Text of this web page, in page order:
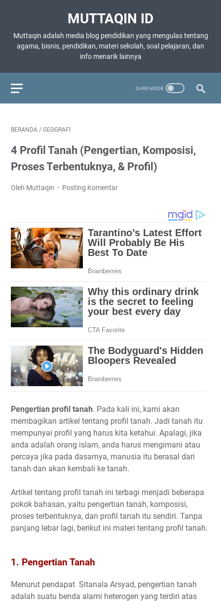
MUTTAQIN ID
Muttaqin adalah media blog pendidikan yang mengulas tentang
agama, bisnis, pendidikan, materi sekolah, soal pelajaran, dan
info menarik lainnya
BERANDA / GEOGRAFI
4 Profil Tanah (Pengertian, Komposisi,
Proses Terbentuknya, & Profil)
Oleh Muttaqin Posting Komentar
Pengertian profil tanah. Pada kali ini, kami akan
membagikan artikel tentang profil tanah. Jadi tanah itu
mempunyai profil yang harus kita ketahui. Apalagi, jika
anda adalah orang islam, anda harus mengimani atau
percaya jika pada dasarnya, manusia itu berasal dari
tanah dan akan kembali ke tanah.
Artikel tentang profil tanah ini terbagi menjadi beberapa
pokok bahasan, yaitu pengertian tanah, komposisi,
proses terbentuknya, dan profil tanah itu sendiri. Tanpa
panjang lebar lagi, berikut ini materi tentang profil tanah.
1. Pengertian Tanah
Menurut pendapat Sitanala Arsyad, pengertian tanah
adalah suatu benda alami heterogen yang terdiri atas